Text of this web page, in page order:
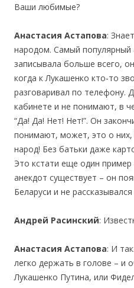
Ваши любимые?
Анастасия Астапова:
народом. Самый популярный
записывала больше всего,
когда к Лукашенко кто-то
разговаривал по телефону.
кабинете и не понимают, в
“Да! Да! Нет! Нет!”. Он
понимают, может, это о них,
народ! Без батьки даже
Это кстати еще один пример
анекдот существует – он
Беларуси и не
Андрей Расинский:
Анастасия Астапова: И
легко держать в голове – и
Лукашенко Путина, или